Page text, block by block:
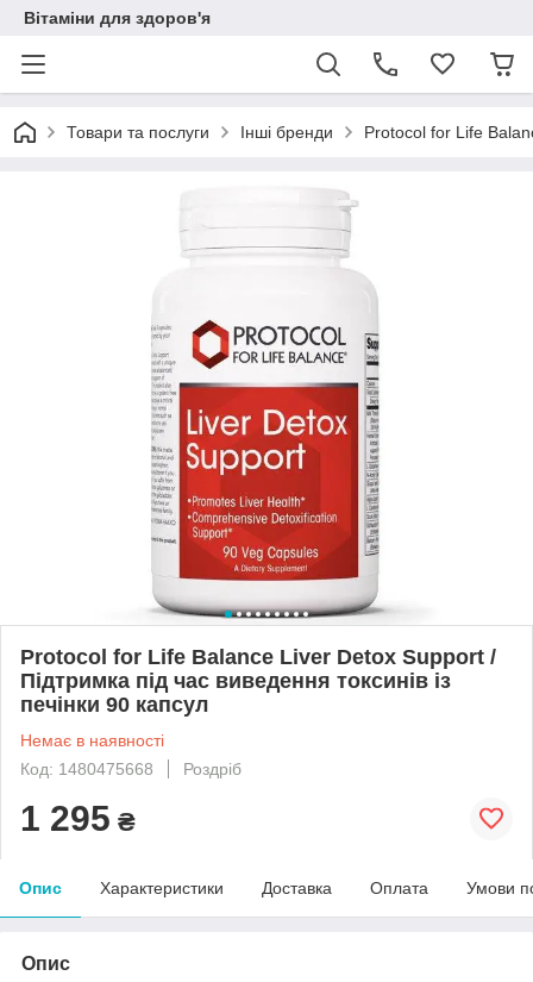
Вітаміни для здоров'я
Товари та послуги Інші бренди Protocol for Life
Protocol for Life Balance Liver Detox Support /
Підтримка під час виведення токсинів із
печінки 90 капсул
Немає в наявності
Код: 1480475668
Роздріб
1 295 ₴
Опис Характеристики Доставка Оплата Умови
Опис